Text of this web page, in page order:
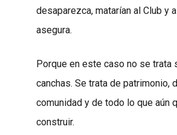
desaparezca, matarían al Club y
asegura.
Porque en este caso no se trata
canchas. Se trata de patrimonio,
comunidad y de todo lo que aún
construir.